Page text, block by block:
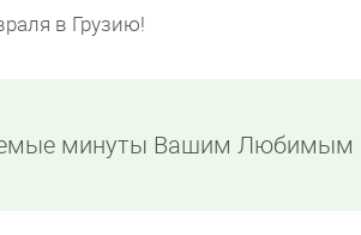
в Грузию!
минуты Вашим Любимым